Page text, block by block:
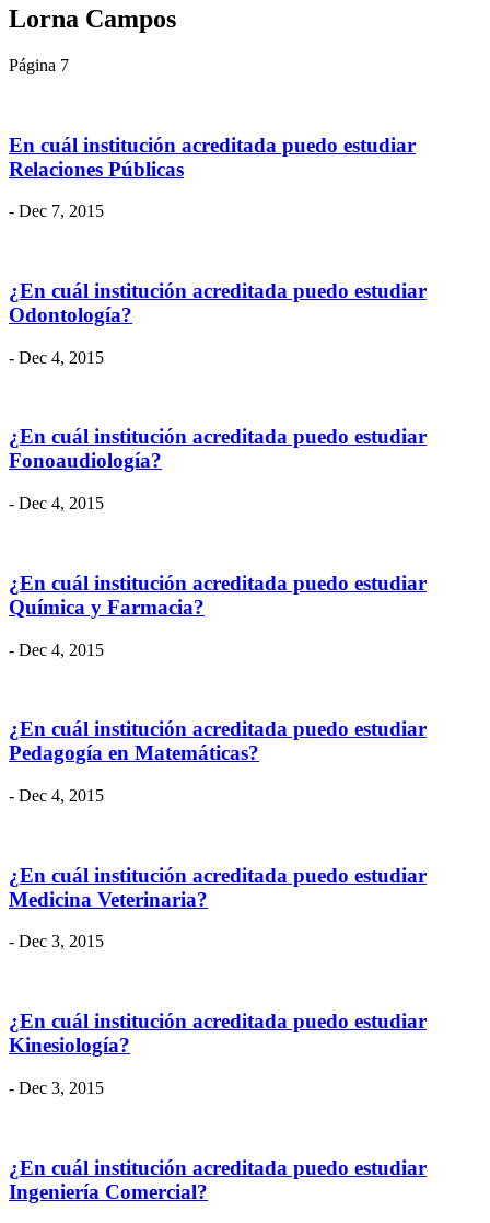
Lorna Campos
Página 7
En cuál institución acreditada puedo estudiar
Relaciones Públicas
- Dec 7, 2015
¿En cuál institución acreditada puedo estudiar
Odontología?
- Dec 4, 2015
¿En cuál institución acreditada puedo estudiar
Fonoaudiología?
- Dec 4, 2015
¿En cuál institución acreditada puedo estudiar
Química y Farmacia?
- Dec 4, 2015
¿En cuál institución acreditada puedo estudiar
Pedagogía en Matemáticas?
- Dec 4, 2015
¿En cuál institución acreditada puedo estudiar
Medicina Veterinaria?
- Dec 3, 2015
¿En cuál institución acreditada puedo estudiar
Kinesiología?
- Dec 3, 2015
¿En cuál institución acreditada puedo estudiar
Ingeniería Comercial?